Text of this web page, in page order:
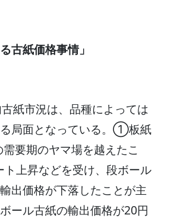
古紙価格事情」
紙市況は、品種によっては
局面となっている。①板紙
要期のヤマ場を越えたこ
上昇などを受け、段ボール
出価格が下落したことが主
ール古紙の輸出価格が20円